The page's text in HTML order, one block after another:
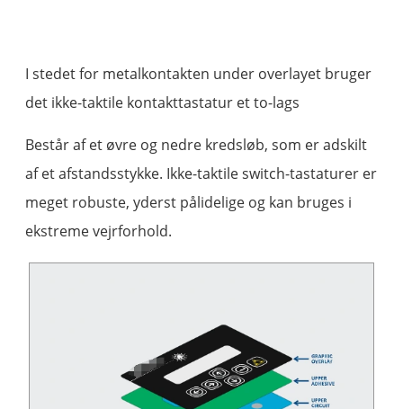
I stedet for metalkontakten under overlayet bruger
det ikke-taktile kontakttastatur et to-lags
Består af et øvre og nedre kredsløb, som er adskilt
af et afstandsstykke. Ikke-taktile switch-tastaturer er
meget robuste, yderst pålidelige og kan bruges i
ekstreme vejrforhold.